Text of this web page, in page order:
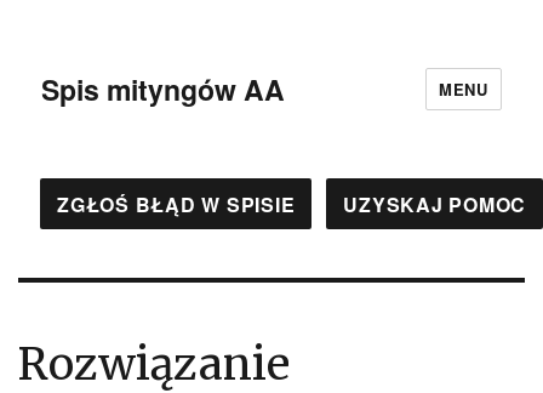
Spis mityngów AA MENU
ZGŁOŚ BŁĄD W SPISIE UZYSKAJ POMOC
Rozwiązanie